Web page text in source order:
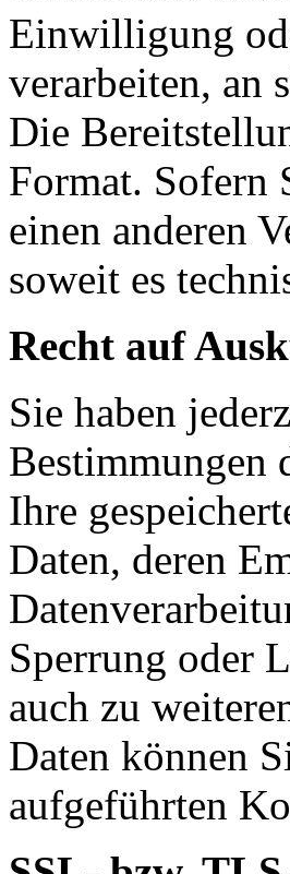
Einwilligung
verarbeiten, an
Die
Format. Sofern
einen anderen
soweit es
Recht auf
Sie haben
Bestimmungen
Ihre
Daten, deren
Sperrung oder
auch zu
Daten können
aufgeführten